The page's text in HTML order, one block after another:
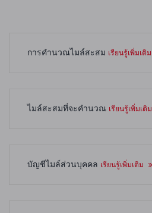
การคำนวณไมล์สะสม เรียนรู้เพิ่มเติม
ไมล์สะสมที่จะคำนวณ เรียนรู้เพิ่มเติม
บัญชีไมล์ส่วนบุคคล เรียนรู้เพิ่มเติม